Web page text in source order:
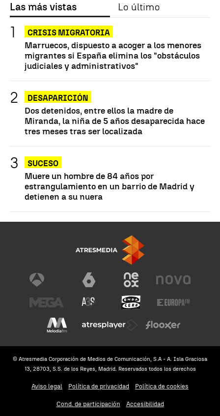
Las más vistas Lo último
CRISIS MIGRATORIA
Marruecos, dispuesto a acoger a los menores
migrantes si España elimina los "obstáculos
judiciales y administrativos"
DESAPARICIÓN
Dos detenidos, entre ellos la madre de
Miranda, la niña de 5 años desaparecida hace
tres meses tras ser localizada
SUCESO
Muere un hombre de 84 años por
estrangulamiento en un barrio de Madrid y
detienen a su nuera
© Atresmedia Corporación de Medios de Comunicación, S.A - A. Isla Graciosa
13, 28703, S.S. de los Reyes, Madrid. Reservados todos los derechos
Aviso legal Política de privacidad Política de cookies
Cond. de participación Accesibilidad